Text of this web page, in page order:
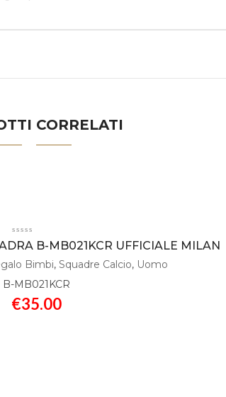
CORRELATI
B-MB021KCR UFFICIALE MILAN
Bimbi, Squadre Calcio, Uomo
B-MB021KCR
€35.00